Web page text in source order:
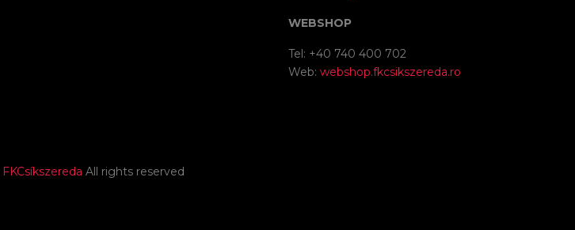
WEBSHOP
Tel: +40 740 400 702
Web: webshop.fkcsikszereda.ro
FKCsíkszereda All rights reserved